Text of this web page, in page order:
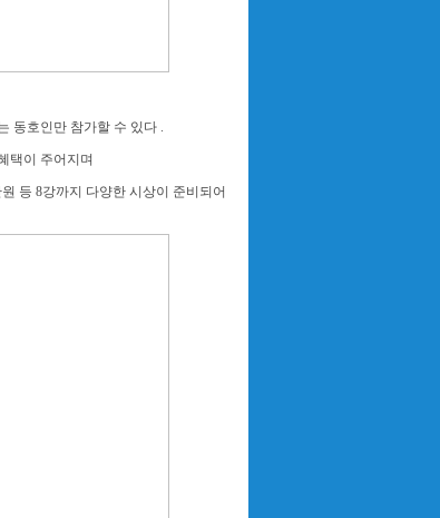
동호인만 참가할 수 있다 .
택이 주어지며
등 8강까지 다양한 시상이 준비되어